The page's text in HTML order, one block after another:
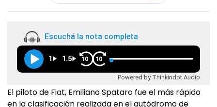
Escuchá la nota completa
1 1.5 10 10
Powered by Thinkindot Audio
El piloto de Fiat, Emiliano Spataro fue el más rápido
en la clasificación realizada en el autódromo de